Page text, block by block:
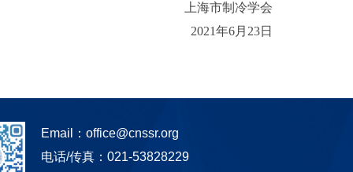
上海市制冷学会
2021年6月23日
Email： office@cnssr.org
电话/传真：021-53828229